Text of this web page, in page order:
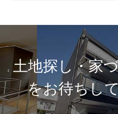
土地探し・家
をお待ちし